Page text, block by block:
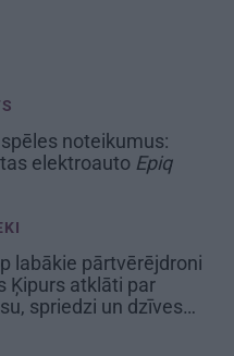
noteikumus:
elektroauto Epiq
labākie pārtvērējdroni
Ķipurs atklāti par
spriedzi un dzīves